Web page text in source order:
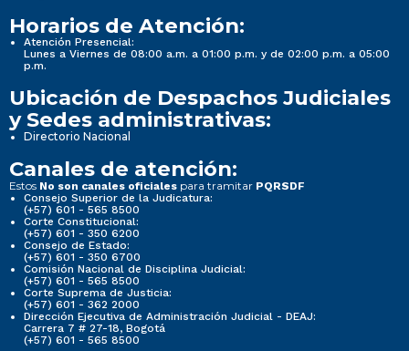
Horarios de Atención:
Atención Presencial:
Lunes a Viernes de 08:00 a.m. a 01:00 p.m. y de 02:00 p.m. a 05:00
p.m.
Ubicación de Despachos Judiciales
y Sedes administrativas:
Directorio Nacional
Canales de atención:
Estos No son canales oficiales para tramitar PQRSDF
Consejo Superior de la Judicatura:
(+57) 601 - 565 8500
Corte Constitucional:
(+57) 601 - 350 6200
Consejo de Estado:
(+57) 601 - 350 6700
Comisión Nacional de Disciplina Judicial:
(+57) 601 - 565 8500
Corte Suprema de Justicia:
(+57) 601 - 362 2000
Dirección Ejecutiva de Administración Judicial - DEAJ:
Carrera 7 # 27-18, Bogotá
(+57) 601 - 565 8500